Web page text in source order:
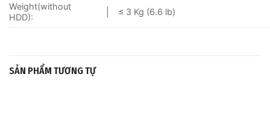
Weight(without
HDD):
≤ 3 Kg (6.6 lb)
SẢN PHẨM TƯƠNG TỰ